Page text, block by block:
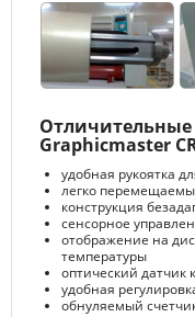
Отличительные
Graphicmaster
удобная рукоятка
легко
конструкция
сенсорное
отображение на
температуры
оптический датчик
удобная
обнуляемый